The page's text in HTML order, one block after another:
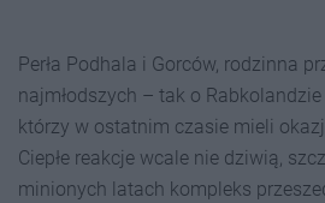
Perła Podhala i Gorców, rodzinna
najmłodszych – tak o
którzy w ostatnim czasie mieli
Ciepłe reakcje wcale nie dziwią,
minionych latach kompleks